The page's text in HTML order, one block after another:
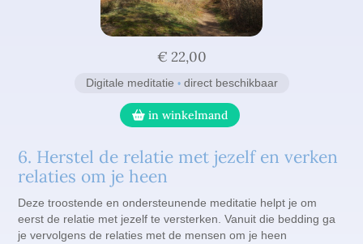
Retreat
Gratis Geleide meditaties
Meditaties persoonlijke ontwikkeling
Thema geleidemeditaties set
Over Roos
Over mij
Mijn opleidingen
Contact
Light Body Live
Awakening your Light Body
Radiance, Self Exciting
Peace, Living your live Purpose
Radiance Filling in the frequencies
Live afstemavond Light Body
€ 22,00
Digitale meditatie •direct beschikbaar
in winkelmand
6. Herstel de relatie met jezelf en verken
relaties om je heen
Deze troostende en ondersteunende meditatie helpt je om
eerst de relatie met jezelf te versterken. Vanuit die bedding ga
je vervolgens de relaties met de mensen om je heen